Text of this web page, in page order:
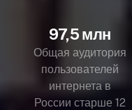
97,5 млн
Общая аудитория
пользователей
интернета в
России старше 12